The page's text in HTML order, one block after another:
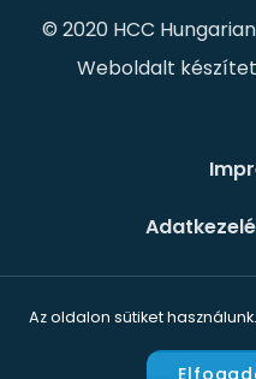
Az oldalon sütiket használunk.
© 2020 HCC
Weboldalt
Süti